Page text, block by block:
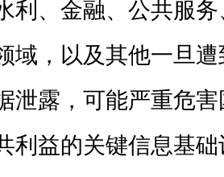
利、金融、公共服
域，以及其他一旦
泄露，可能严重危
利益的关键信息基